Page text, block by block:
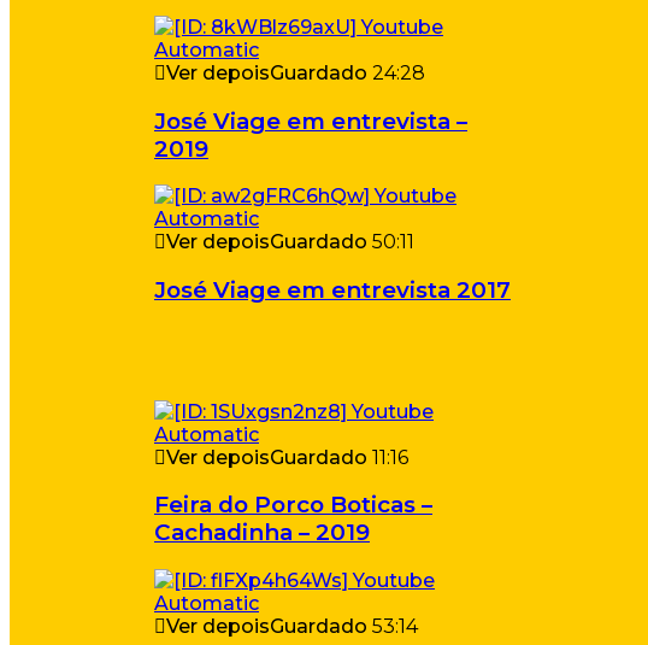
Ver depoisGuardado 24:28
José Viage em entrevista –
2019
Ver depoisGuardado 50:11
José Viage em entrevista 2017
Ver depoisGuardado 11:16
Feira do Porco Boticas –
Cachadinha – 2019
Ver depoisGuardado 53:14